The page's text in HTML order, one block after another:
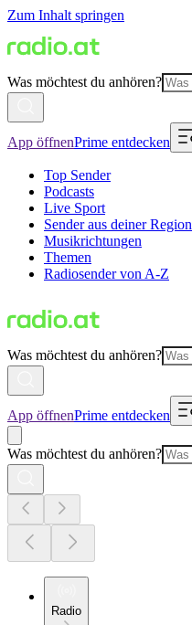
Zum Inhalt springen
Was möchtest du anhören?
App öffnenPrime entdecken
Top Sender
Podcasts
Live Sport
Sender aus deiner Region
Musikrichtungen
Themen
Radiosender von A-Z
Was möchtest du anhören?
App öffnenPrime entdecken
Was möchtest du anhören?
Radio